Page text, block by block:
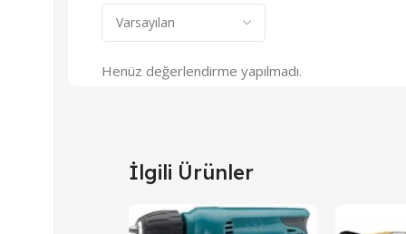
Henüz değerlendirme yapılmadı.
İlgili Ürünler